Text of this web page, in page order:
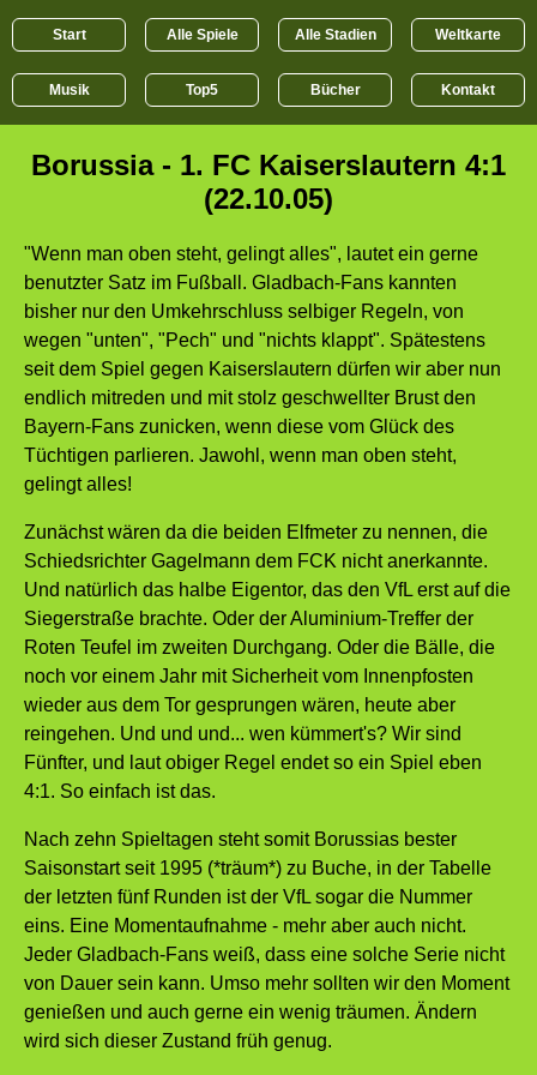
Start Alle Spiele Alle Stadien Weltkarte
Musik Top5 Bücher Kontakt
Borussia - 1. FC Kaiserslautern 4:1
(22.10.05)
"Wenn man oben steht, gelingt alles", lautet ein gerne
benutzter Satz im Fußball. Gladbach-Fans kannten
bisher nur den Umkehrschluss selbiger Regeln, von
wegen "unten", "Pech" und "nichts klappt". Spätestens
seit dem Spiel gegen Kaiserslautern dürfen wir aber nun
endlich mitreden und mit stolz geschwellter Brust den
Bayern-Fans zunicken, wenn diese vom Glück des
Tüchtigen parlieren. Jawohl, wenn man oben steht,
gelingt alles!
Zunächst wären da die beiden Elfmeter zu nennen, die
Schiedsrichter Gagelmann dem FCK nicht anerkannte.
Und natürlich das halbe Eigentor, das den VfL erst auf die
Siegerstraße brachte. Oder der Aluminium-Treffer der
Roten Teufel im zweiten Durchgang. Oder die Bälle, die
noch vor einem Jahr mit Sicherheit vom Innenpfosten
wieder aus dem Tor gesprungen wären, heute aber
reingehen. Und und und... wen kümmert's? Wir sind
Fünfter, und laut obiger Regel endet so ein Spiel eben
4:1. So einfach ist das.
Nach zehn Spieltagen steht somit Borussias bester
Saisonstart seit 1995 (*träum*) zu Buche, in der Tabelle
der letzten fünf Runden ist der VfL sogar die Nummer
eins. Eine Momentaufnahme - mehr aber auch nicht.
Jeder Gladbach-Fans weiß, dass eine solche Serie nicht
von Dauer sein kann. Umso mehr sollten wir den Moment
genießen und auch gerne ein wenig träumen. Ändern
wird sich dieser Zustand früh genug.